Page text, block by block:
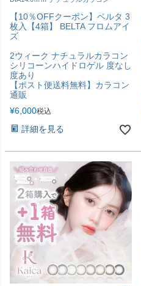
【10％OFFクーポン】ベルタ 3
枚入【4箱】 BELTA フロムアイ
ズ
2ウィーク ナチュラルカラコン
シリコーンハイドロゲル 度なし
度あり
【ポスト便送料無料】カラコン
通販
¥6,000税込
詳細を見る